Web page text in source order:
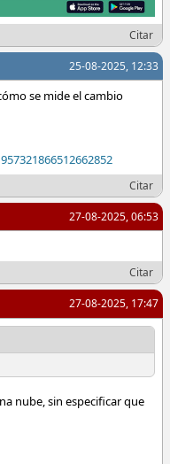
Citar
25-08-2025, 12:33
se mide el cambio
Citar
27-08-2025, 06:53
Citar
27-08-2025, 17:47
nube, sin especificar que